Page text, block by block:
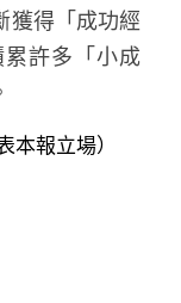
獲得「成功經
許多「小成
本報立場）